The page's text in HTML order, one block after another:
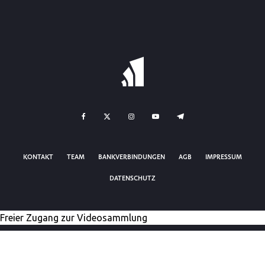
KONTAKT TEAM BANKVERBINDUNGEN AGB IMPRESSUM
DATENSCHUTZ